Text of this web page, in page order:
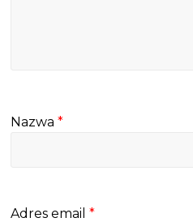
Nazwa*
Adres email*